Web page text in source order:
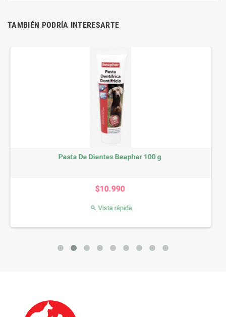
TAMBIÉN PODRÍA INTERESARTE
Premios Acana Dog Duck